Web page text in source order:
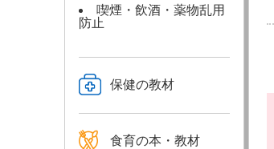
喫煙・飲酒・薬物乱用
防止
保健の教材
食育の本・教材